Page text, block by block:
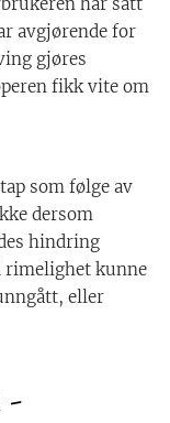
avgjørende for
gjøres
fikk vite om
som følge av
dersom
hindring
rimelighet kunne
eller
-